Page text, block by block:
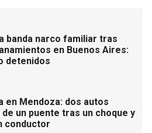
banda narco familiar tras
en Buenos Aires:
detenidos
en Mendoza: dos autos
un puente tras un choque y
conductor